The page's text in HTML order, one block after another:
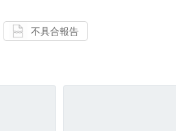
不具合報告